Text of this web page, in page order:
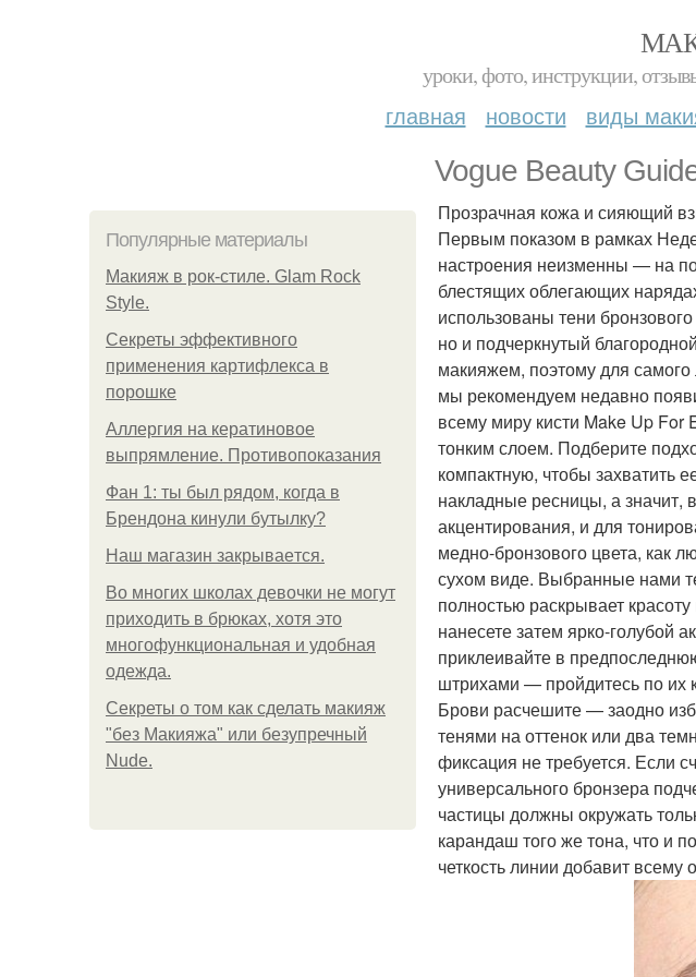
уроки, фото, инструкции,
главная новости виды
Vogue Beauty
Популярные материалы
Макияж в рок-стиле. Glam Rock
Style.
Секреты эффективного
применения картифлекса в
порошке
Аллергия на кератиновое
выпрямление. Противопоказания
Фан 1: ты был рядом, когда в
Брендона кинули бутылку?
Нaш магaзин зaкрывaeтся.
Во многих школах девочки не могут
приходить в брюках, хотя это
многофункциональная и удобная
одежда.
Секреты о том как сделать макияж
"без Макияжа" или безупречный
Nude.
Прозрачная кожа и сияющий
Первым показом в рамках
настроения неизменны — на
блестящих облегающих
использованы тени
но и подчеркнутый
макияжем, поэтому для самого
мы рекомендуем недавно
всему миру кисти Make Up
тонким слоем. Подберите
компактную, чтобы захватить
накладные ресницы, а
акцентирования, и для
медно-бронзового цвета, как
сухом виде. Выбранные нами
полностью раскрывает
нанесете затем ярко-голубой
приклеивайте в
штрихами — пройдитесь по
Брови расчешите — заодно
тенями на оттенок или два
фиксация не требуется. Если
универсального бронзера
частицы должны окружать
карандаш того же тона, что и
четкость линии добавит всему